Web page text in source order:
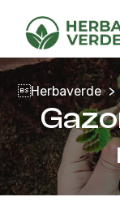
Herbaverde